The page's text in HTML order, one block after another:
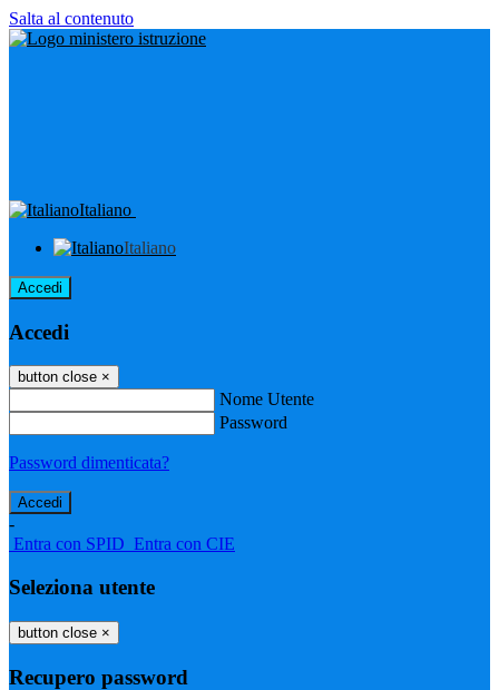
Salta al contenuto
Italiano
Italiano
Accedi
Accedi
button close ×
Nome Utente
Password
Password dimenticata?
-
Entra con SPID Entra con CIE
Seleziona utente
button close ×
Recupero password